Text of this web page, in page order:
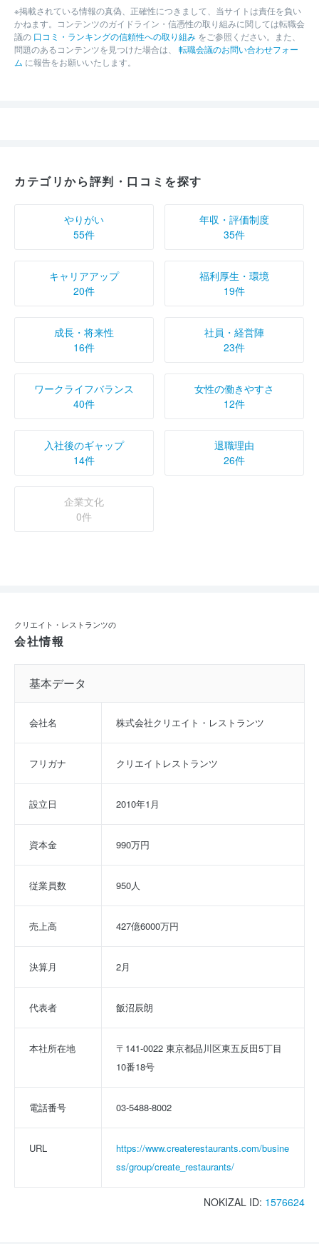
※掲載されている情報の真偽、正確性につきまして、当サイトは責任を負い
かねます。コンテンツのガイドライン・信憑性の取り組みに関しては転職会
議の 口コミ・ランキングの信頼性への取り組み をご参照ください。また、
問題のあるコンテンツを見つけた場合は、 転職会議のお問い合わせフォー
ム に報告をお願いいたします。
カテゴリから評判・口コミを探す
やりがい
55件
年収・評価制度
35件
キャリアアップ
20件
福利厚生・環境
19件
成長・将来性
16件
社員・経営陣
23件
ワークライフバランス
40件
女性の働きやすさ
12件
入社後のギャップ
14件
退職理由
26件
企業文化
0件
クリエイト・レストランツの
会社情報
基本データ
会社名 株式会社クリエイト・レストランツ
フリガナ クリエイトレストランツ
設立日 2010年1月
資本金 990万円
従業員数 950人
売上高 427億6000万円
決算月 2月
代表者 飯沼辰朗
本社所在地
〒141-0022 東京都品川区東五反田5丁目
10番18号
電話番号 03-5488-8002
URL
https://www.createrestaurants.com/busine
ss/group/create_restaurants/
NOKIZAL ID: 1576624